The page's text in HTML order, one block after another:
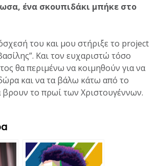
ένα σκουπιδάκι μπήκε στο
του και μου στήριξε το project
Και τον ευχαριστώ τόσο
θα περιμένω να κοιμηθούν για να
και να τα βάλω κάτω από το
βρουν το πρωί των Χριστουγέννων.